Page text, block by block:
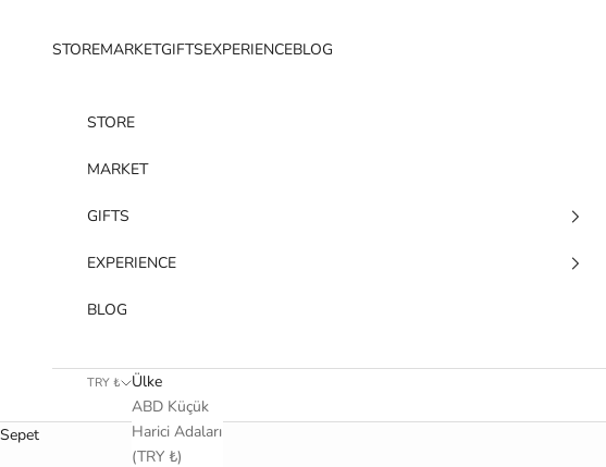
STOREMARKETGIFTSEXPERIENCEBLOG
STORE
MARKET
GIFTS
EXPERIENCE
BLOG
TRY ₺
Ülke
ABD Küçük
Harici Adaları
(TRY ₺)
Sepet